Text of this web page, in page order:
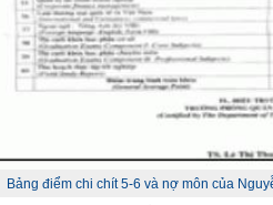
Bảng điểm chi chít 5-6 và nợ môn của